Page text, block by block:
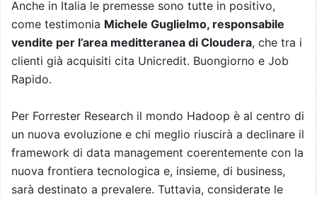
Anche in Italia le premesse sono tutte in positivo,
come testimonia Michele Guglielmo, responsabile
vendite per l’area meditteranea di Cloudera, che tra i
clienti già acquisiti cita Unicredit. Buongiorno e Job
Rapido.
Per Forrester Research il mondo Hadoop è al centro di
un nuova evoluzione e chi meglio riuscirà a declinare il
framework di data management coerentemente con la
nuova frontiera tecnologica e, insieme, di business,
sarà destinato a prevalere. Tuttavia, considerate le